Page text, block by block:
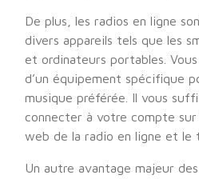
De plus, les radios en ligne
divers appareils tels que les
et ordinateurs portables. Vous
d’un équipement spécifique
musique préférée. Il vous
connecter à votre compte sur
web de la radio en ligne et le
Un autre avantage majeur